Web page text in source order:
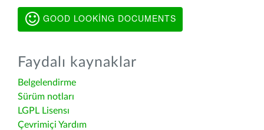
GOOD LOOKING DOCUMENTS
Faydalı kaynaklar
Belgelendirme
Sürüm notları
LGPL Lisensı
Çevrimiçi Yardım